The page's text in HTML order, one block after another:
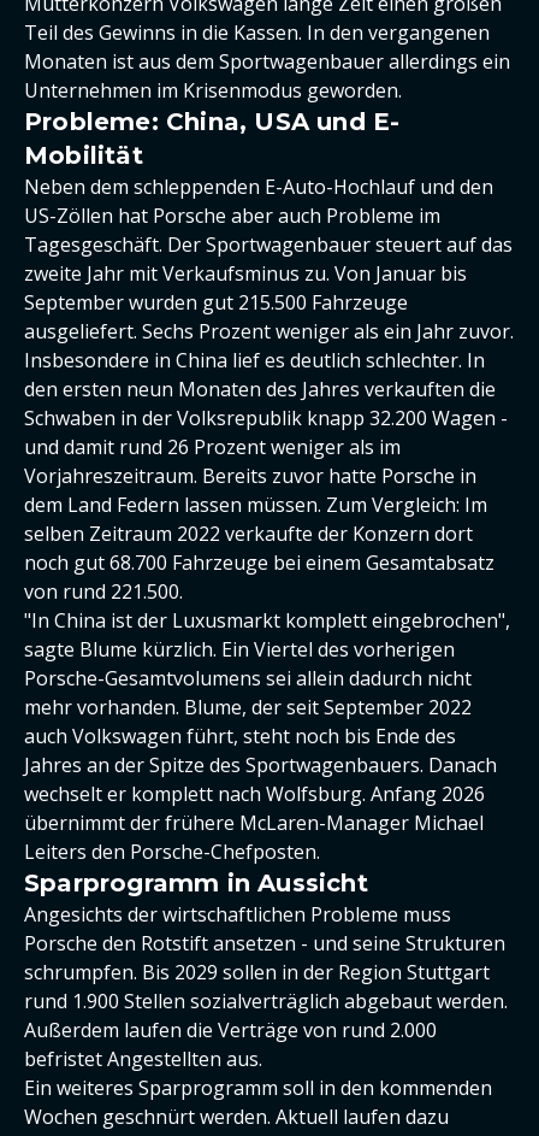
Teil des Gewinns in die Kassen. In den vergangenen
Monaten ist aus dem Sportwagenbauer allerdings ein
Unternehmen im Krisenmodus geworden.
Probleme: China, USA und E-
Mobilität
Neben dem schleppenden E-Auto-Hochlauf und den
US-Zöllen hat Porsche aber auch Probleme im
Tagesgeschäft. Der Sportwagenbauer steuert auf das
zweite Jahr mit Verkaufsminus zu. Von Januar bis
September wurden gut 215.500 Fahrzeuge
ausgeliefert. Sechs Prozent weniger als ein Jahr zuvor.
Insbesondere in China lief es deutlich schlechter. In
den ersten neun Monaten des Jahres verkauften die
Schwaben in der Volksrepublik knapp 32.200 Wagen -
und damit rund 26 Prozent weniger als im
Vorjahreszeitraum. Bereits zuvor hatte Porsche in
dem Land Federn lassen müssen. Zum Vergleich: Im
selben Zeitraum 2022 verkaufte der Konzern dort
noch gut 68.700 Fahrzeuge bei einem Gesamtabsatz
von rund 221.500.
"In China ist der Luxusmarkt komplett eingebrochen",
sagte Blume kürzlich. Ein Viertel des vorherigen
Porsche-Gesamtvolumens sei allein dadurch nicht
mehr vorhanden. Blume, der seit September 2022
auch Volkswagen führt, steht noch bis Ende des
Jahres an der Spitze des Sportwagenbauers. Danach
wechselt er komplett nach Wolfsburg. Anfang 2026
übernimmt der frühere McLaren-Manager Michael
Leiters den Porsche-Chefposten.
Sparprogramm in Aussicht
Angesichts der wirtschaftlichen Probleme muss
Porsche den Rotstift ansetzen - und seine Strukturen
schrumpfen. Bis 2029 sollen in der Region Stuttgart
rund 1.900 Stellen sozialverträglich abgebaut werden.
Außerdem laufen die Verträge von rund 2.000
befristet Angestellten aus.
Ein weiteres Sparprogramm soll in den kommenden
Wochen geschnürt werden. Aktuell laufen dazu